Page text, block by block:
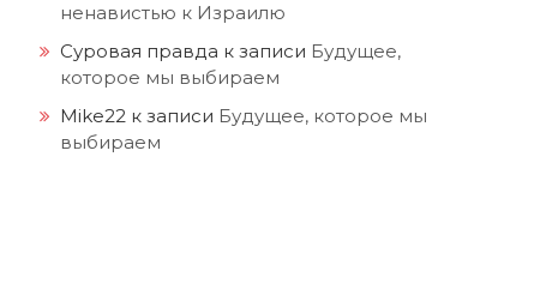
ненавистью к Израилю
Суровая правда к записи Будущее,
которое мы выбираем
Mike22 к записи Будущее, которое мы
выбираем